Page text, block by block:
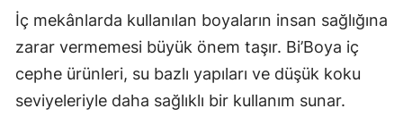
İç mekânlarda kullanılan boyaların insan sağlığına
zarar vermemesi büyük önem taşır. Bi’Boya iç
cephe ürünleri, su bazlı yapıları ve düşük koku
seviyeleriyle daha sağlıklı bir kullanım sunar.